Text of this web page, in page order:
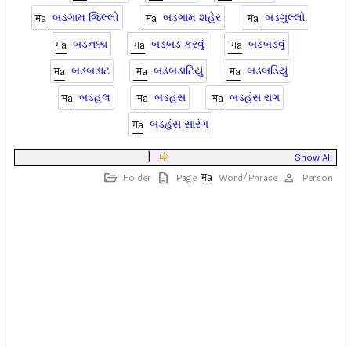
બડગામ જિલ્લો
બડગામ શહેર
બડગુલ્લો
બડનક્કા
બડબડ કરવું
બડબડવું
બડબડાટ
બડબડાટિયું
બડબડિયું
બડહલ
બડહંસ
બડહંસ રાગ
બડહંસ સારંગ
Show All
Folder
Page Word/Phrase Person